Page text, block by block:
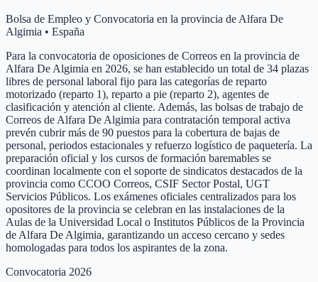
Bolsa de Empleo y Convocatoria en la provincia de Alfara De
Algimia • España
Para la convocatoria de oposiciones de Correos en la provincia de
Alfara De Algimia en 2026, se han establecido un total de 34 plazas
libres de personal laboral fijo para las categorías de reparto
motorizado (reparto 1), reparto a pie (reparto 2), agentes de
clasificación y atención al cliente. Además, las bolsas de trabajo de
Correos de Alfara De Algimia para contratación temporal activa
prevén cubrir más de 90 puestos para la cobertura de bajas de
personal, periodos estacionales y refuerzo logístico de paquetería. La
preparación oficial y los cursos de formación baremables se
coordinan localmente con el soporte de sindicatos destacados de la
provincia como CCOO Correos, CSIF Sector Postal, UGT
Servicios Públicos. Los exámenes oficiales centralizados para los
opositores de la provincia se celebran en las instalaciones de la
Aulas de la Universidad Local o Institutos Públicos de la Provincia
de Alfara De Algimia, garantizando un acceso cercano y sedes
homologadas para todos los aspirantes de la zona.
Convocatoria 2026